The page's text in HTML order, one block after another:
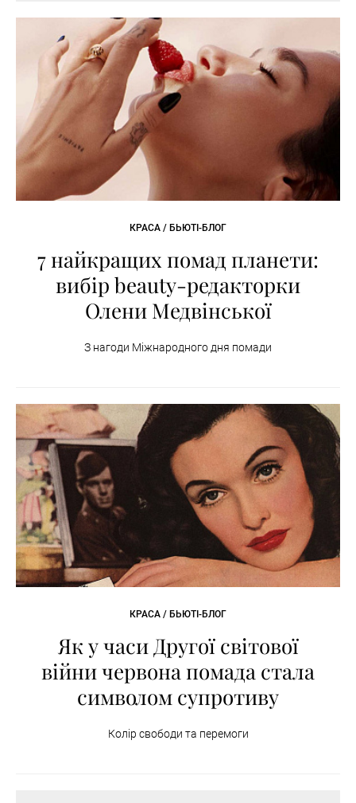
КРАСА / БЬЮТІ-БЛОГ
7 найкращих помад планети:
вибір beauty-редакторки
Олени Медвінської
З нагоди Міжнародного дня помади
КРАСА / БЬЮТІ-БЛОГ
Як у часи Другої світової
війни червона помада стала
символом супротиву
Колір свободи та перемоги